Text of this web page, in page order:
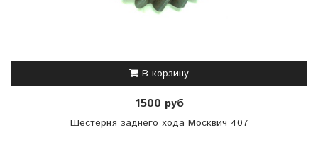
В корзину
1500 руб
Шестерня заднего хода Москвич 407